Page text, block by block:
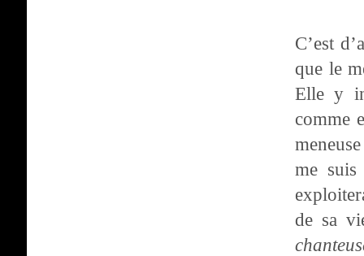
C’est
que le
Elle y
comme
me
de sa